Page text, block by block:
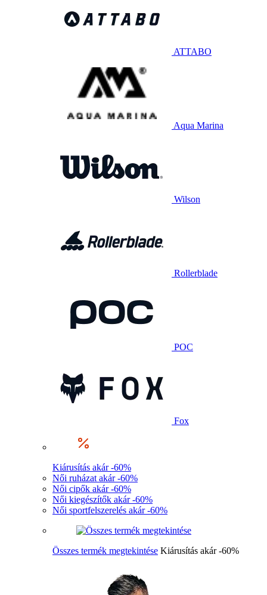
ATTABO
Aqua Marina
Wilson
Rollerblade
POC
Fox
Kiárusítás akár -60%
Női ruházat akár -60%
Női cipők akár -60%
Női kiegészítők akár -60%
Női sportfelszerelés akár -60%
Összes termék megtekintése Kiárusítás akár -60%